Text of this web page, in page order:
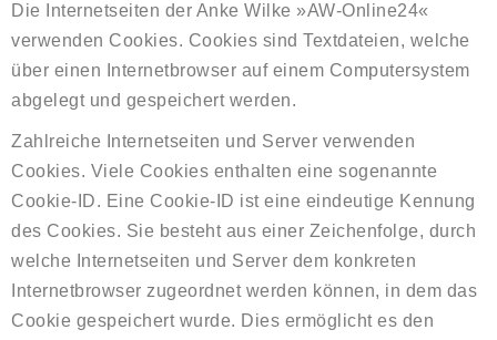
Die Internetseiten der Anke Wilke »AW-Online24«
verwenden Cookies. Cookies sind Textdateien, welche
über einen Internetbrowser auf einem Computersystem
abgelegt und gespeichert werden.
Zahlreiche Internetseiten und Server verwenden
Cookies. Viele Cookies enthalten eine sogenannte
Cookie-ID. Eine Cookie-ID ist eine eindeutige Kennung
des Cookies. Sie besteht aus einer Zeichenfolge, durch
welche Internetseiten und Server dem konkreten
Internetbrowser zugeordnet werden können, in dem das
Cookie gespeichert wurde. Dies ermöglicht es den